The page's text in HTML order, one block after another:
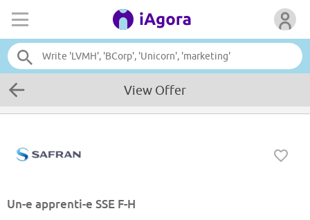
View Offer
Un-e apprenti-e SSE F-H